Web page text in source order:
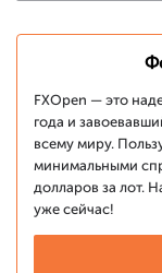
FXOpen — это
года и
всему миру.
минимальными
долларов за лот.
уже сейчас!